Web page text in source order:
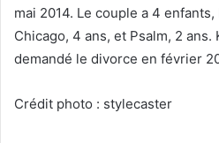
mai 2014. Le couple a 4
Chicago, 4 ans, et Psalm, 2 ans.
demandé le divorce en février
Crédit photo : stylecaster